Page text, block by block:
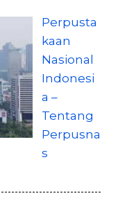
Perpusta
kaan
Nasional
Indonesi
a –
Tentang
Perpusna
s